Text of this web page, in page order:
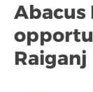
Abacus
Raiganj